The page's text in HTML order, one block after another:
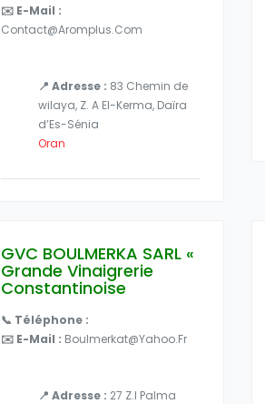
✉️ E-Mail :
Contact@aromplus.com
📍 Adresse : 83 Chemin de
wilaya, Z. A El-Kerma, Daïra
d’Es-Sénia
Oran
GVC BOULMERKA SARL «
Grande Vinaigrerie
Constantinoise
📞 Téléphone :
✉️ E-Mail : Boulmerkat@yahoo.fr
📍 Adresse : 27 Z.I Palma